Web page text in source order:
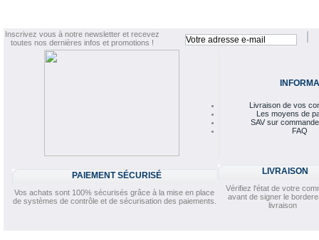
Inscrivez vous à notre newsletter et recevez
toutes nos dernières infos et promotions !
Livraison de vos
Les moyens de
SAV sur
FAQ
PAIEMENT SÉCURISÉ
Vos achats sont 100% sécurisés grâce à la mise en place
de systèmes de contrôle et de sécurisation des paiements.
LIVRAISON
Vérifiez l'état de votre
avant de signer le
livraison